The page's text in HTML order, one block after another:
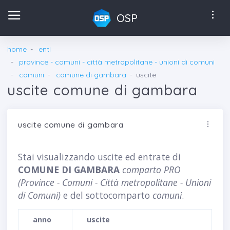
OSP
home
enti
province - comuni - città metropolitane - unioni di comuni
comuni
comune di gambara uscite
uscite comune di gambara
uscite comune di gambara
Stai visualizzando uscite ed entrate di
COMUNE DI GAMBARA comparto PRO
(Province - Comuni - Città metropolitane - Unioni
di Comuni) e del sottocomparto comuni.
anno uscite